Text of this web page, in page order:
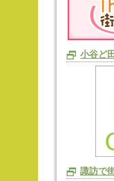
小谷ど
諏訪で